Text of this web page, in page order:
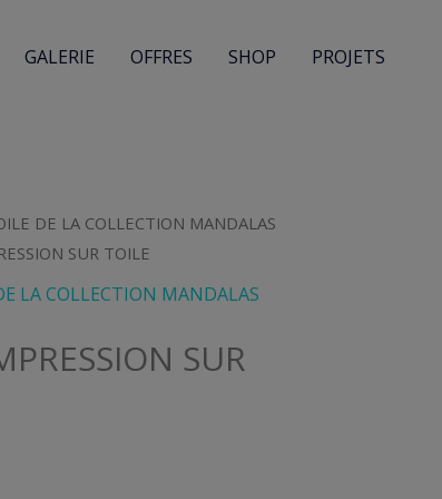
GALERIE OFFRES SHOP PROJETS
DE LA COLLECTION MANDALAS
SUR TOILE
LA COLLECTION MANDALAS
SUR